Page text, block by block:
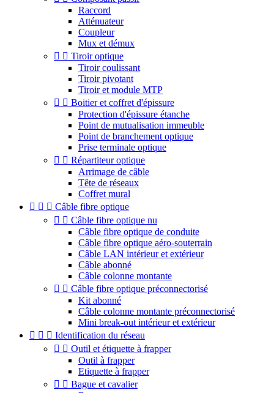
Raccord
Atténuateur
Coupleur
Mux et démux
  Tiroir optique
Tiroir coulissant
Tiroir pivotant
Tiroir et module MTP
  Boitier et coffret d'épissure
Protection d'épissure étanche
Point de mutualisation immeuble
Point de branchement optique
Prise terminale optique
  Répartiteur optique
Arrimage de câble
Tête de réseaux
Coffret mural
   Câble fibre optique
  Câble fibre optique nu
Câble fibre optique de conduite
Câble fibre optique aéro-souterrain
Câble LAN intérieur et extérieur
Câble abonné
Câble colonne montante
  Câble fibre optique préconnectorisé
Kit abonné
Câble colonne montante préconnectorisé
Mini break-out intérieur et extérieur
   Identification du réseau
  Outil et étiquette à frapper
Outil à frapper
Etiquette à frapper
  Bague et cavalier